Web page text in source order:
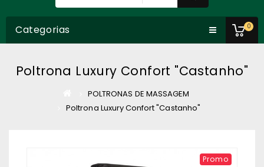
0
Categorias
Poltrona Luxury Confort "Castanho"
POLTRONAS DE MASSAGEM
Poltrona Luxury Confort "Castanho"
Promo